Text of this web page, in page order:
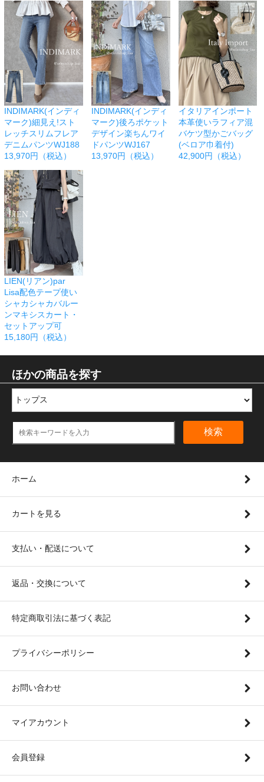
INDIMARK(インディ
マーク)細見え!スト
レッチスリムフレア
デニムパンツWJ188
13,970円（税込）
INDIMARK(インディ
マーク)後ろポケット
デザイン楽ちんワイ
ドパンツWJ167
13,970円（税込）
イタリアインポート
本革使いラフィア混
バケツ型かごバッグ
(ベロア巾着付)
42,900円（税込）
LIEN(リアン)par
Lisa配色テープ使い
シャカシャカバルー
ンマキシスカート・
セットアップ可
15,180円（税込）
ほかの商品を探す
検索
ホーム
カートを見る
支払い・配送について
返品・交換について
特定商取引法に基づく表記
プライバシーポリシー
お問い合わせ
マイアカウント
会員登録